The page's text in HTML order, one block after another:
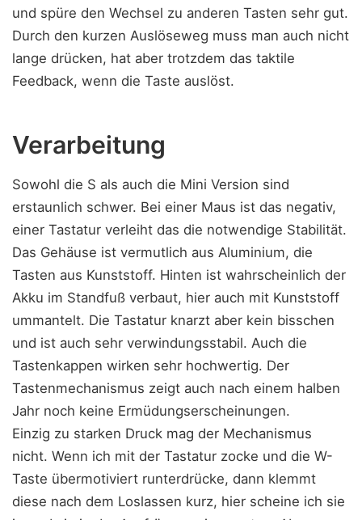
und spüre den Wechsel zu anderen Tasten sehr gut.
Durch den kurzen Auslöseweg muss man auch nicht
lange drücken, hat aber trotzdem das taktile
Feedback, wenn die Taste auslöst.
Verarbeitung
Sowohl die S als auch die Mini Version sind
erstaunlich schwer. Bei einer Maus ist das negativ,
einer Tastatur verleiht das die notwendige Stabilität.
Das Gehäuse ist vermutlich aus Aluminium, die
Tasten aus Kunststoff. Hinten ist wahrscheinlich der
Akku im Standfuß verbaut, hier auch mit Kunststoff
ummantelt. Die Tastatur knarzt aber kein bisschen
und ist auch sehr verwindungsstabil. Auch die
Tastenkappen wirken sehr hochwertig. Der
Tastenmechanismus zeigt auch nach einem halben
Jahr noch keine Ermüdungserscheinungen.
Einzig zu starken Druck mag der Mechanismus
nicht. Wenn ich mit der Tastatur zocke und die W-
Taste übermotiviert runterdrücke, dann klemmt
diese nach dem Loslassen kurz, hier scheine ich sie